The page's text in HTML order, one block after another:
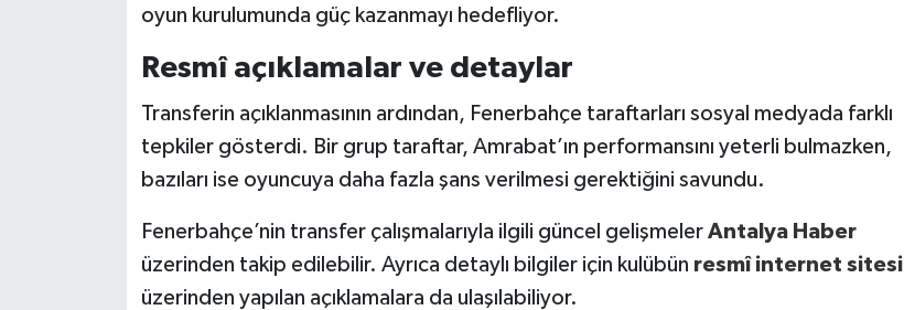
oyun kurulumunda güç kazanmayı hedefliyor.
Resmî açıklamalar ve detaylar
Transferin açıklanmasının ardından, Fenerbahçe taraftarları sosyal medyada farklı
tepkiler gösterdi. Bir grup taraftar, Amrabat’ın performansını yeterli bulmazken,
bazıları ise oyuncuya daha fazla şans verilmesi gerektiğini savundu.
Fenerbahçe’nin transfer çalışmalarıyla ilgili güncel gelişmeler Antalya Haber
üzerinden takip edilebilir. Ayrıca detaylı bilgiler için kulübün resmî internet sitesi
üzerinden yapılan açıklamalara da ulaşılabiliyor.